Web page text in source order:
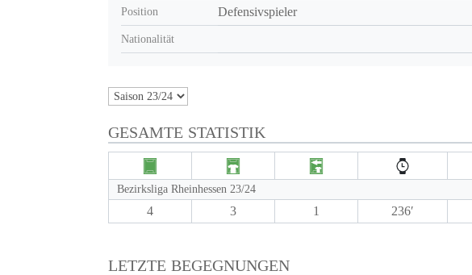
Position Defensivspieler
Nationalität
GESAMTE STATISTIK
Bezirksliga Rheinhessen 23/24
4 3 1 236′
LETZTE BEGEGNUNGEN